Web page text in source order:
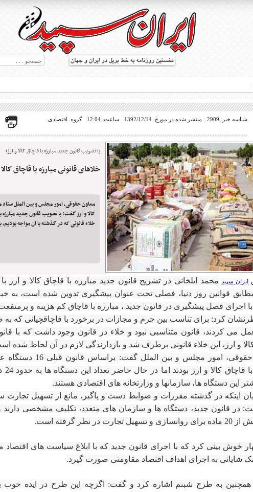
به خط بریل در جهان
شناسه خبر: 2909 منتشر شده در مورخ: 1392/12/14 ساعت: 12:04 گروه: اقتصادی
با تصویب قانون جدید مبارزه با قاچاق کالا و ارز؛
خلاهای قانونی مبارزه با قاچاق
معاون حقوقی، امور مجلس و بین الملل ستاد
کالا و ارز گفت: با تصویب قانون جدید مبارزه
خلاء قانونی که در گذشته با آن مواجه
ایران سپید محمد ایلخانی در تشریح قانون جدید مبارزه با قاچاق کالا و ارز با
قوانین روز دنیا، فصلی تحت عنوان پیشگیری تدوین شده است، به
اجرای فصل پیشگیری در قانون جدید ، مبارزه با قاچاق کم هزینه و
کرد: برای تناسب بین جرم و مجازات در برخورد با قاچاقچیانی که
می کردند، قانون متناسبی نبود و خلاء در قانون وجود داشت که با
و ارز، این خلاء قانونی برطرف شد و بازدارندگی لازم در آن لحاظ شده
معاون حقوقی، امور مجلس و
این دستگاه ها، سازمانها و وزارتخانه های اقتصادی هستند.
اینکه در گذشته مقررات و ضوابط دست و پاگیر، مانع از تسهیل تجارت
در قانون جدید، دستگاه ها و سازمان های متعدد، تکلیف مشخصی دارند و
تجارت در نظر گرفته است.
خوش بینی کرد که با اجرای قانون جدید که با ابلاغ سیاست های
شایانی به اجرای اهداف اقتصاد مقاومتی صورت گیرد.
همچنین به طرح شبنم اشاره کرد و گفت: اگرچه این طرح در ایده خوب